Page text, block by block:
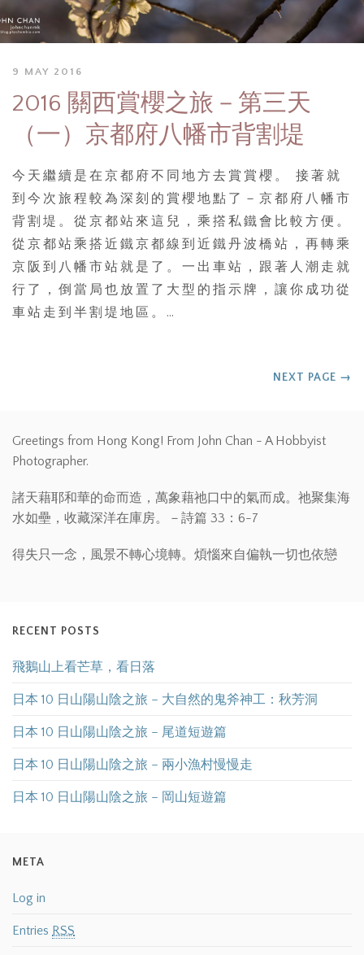
9 MAY 2016
2016 關西賞櫻之旅－第三天
（一）京都府八幡市背割堤
今天繼續是在京都府不同地方去賞賞櫻。 接著就
到今次旅程較為深刻的賞櫻地點了－京都府八幡市
背割堤。從京都站來這兒，乘撘私鐵會比較方便。
從京都站乘搭近鐵京都線到近鐵丹波橋站，再轉乘
京阪到八幡市站就是了。一出車站，跟著人潮走就
行了，倒當局也放置了大型的指示牌，讓你成功從
車站走到半割堤地區。…
NEXT PAGE →
Greetings from Hong Kong! From John Chan - A Hobbyist
Photographer.
諸天藉耶和華的命而造，萬象藉祂口中的氣而成。祂聚集海
水如壘，收藏深洋在庫房。－詩篇 33：6-7
得失只一念，風景不轉心境轉。煩惱來自偏執一切也依戀
RECENT POSTS
飛鵝山上看芒草，看日落
日本 10 日山陽山陰之旅 – 大自然的鬼斧神工：秋芳洞
日本 10 日山陽山陰之旅 – 尾道短遊篇
日本 10 日山陽山陰之旅 – 兩小漁村慢慢走
日本 10 日山陽山陰之旅 – 岡山短遊篇
META
Log in
Entries RSS